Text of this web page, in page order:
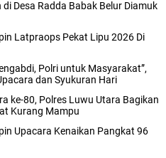
Desa Radda Babak Belur Diamuk
Latpraops Pekat Lipu 2026 Di
Polri untuk Masyarakat”,
dan Syukuran Hari
ke-80, Polres Luwu Utara Bagikan
Kurang Mampu
Upacara Kenaikan Pangkat 96